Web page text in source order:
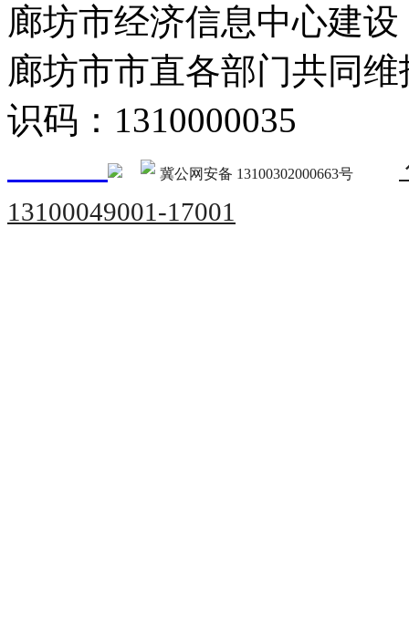
廊坊市经济信息中心建设
廊坊市市直各部门共同
识码：1310000035
冀公网安备 13100302000663号
13100049001-17001